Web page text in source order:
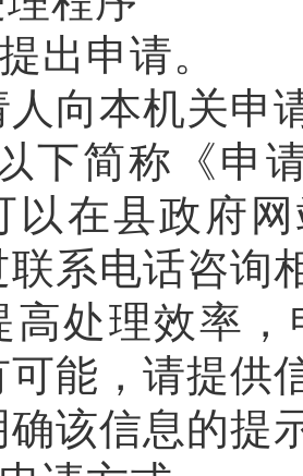
申请。
本机关申请
下简称《申
以在县政府
联系电话咨询
理效率，
能，请提供
该信息的提